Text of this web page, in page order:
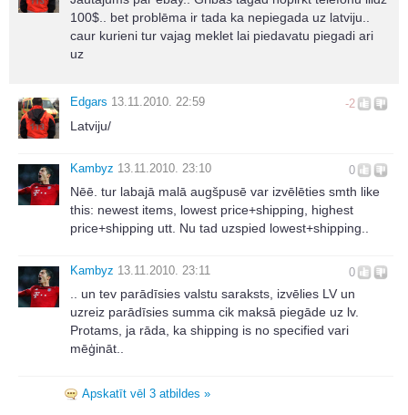
100$.. bet problēma ir tada ka nepiegada uz latviju..
caur kurieni tur vajag meklet lai piedavatu piegadi ari
uz
-2
Edgars 13.11.2010. 22:59
Latviju/
0
Kambyz 13.11.2010. 23:10
Nēē. tur labajā malā augšpusē var izvēlēties smth like
this: newest items, lowest price+shipping, highest
price+shipping utt. Nu tad uzspied lowest+shipping..
0
Kambyz 13.11.2010. 23:11
.. un tev parādīsies valstu saraksts, izvēlies LV un
uzreiz parādīsies summa cik maksā piegāde uz lv.
Protams, ja rāda, ka shipping is no specified vari
mēģināt..
Apskatīt vēl 3 atbildes »